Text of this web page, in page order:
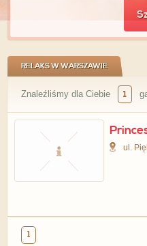
RELAKS W WARSZAWIE
Znaleźliśmy dla Ciebie 1
ul.
1